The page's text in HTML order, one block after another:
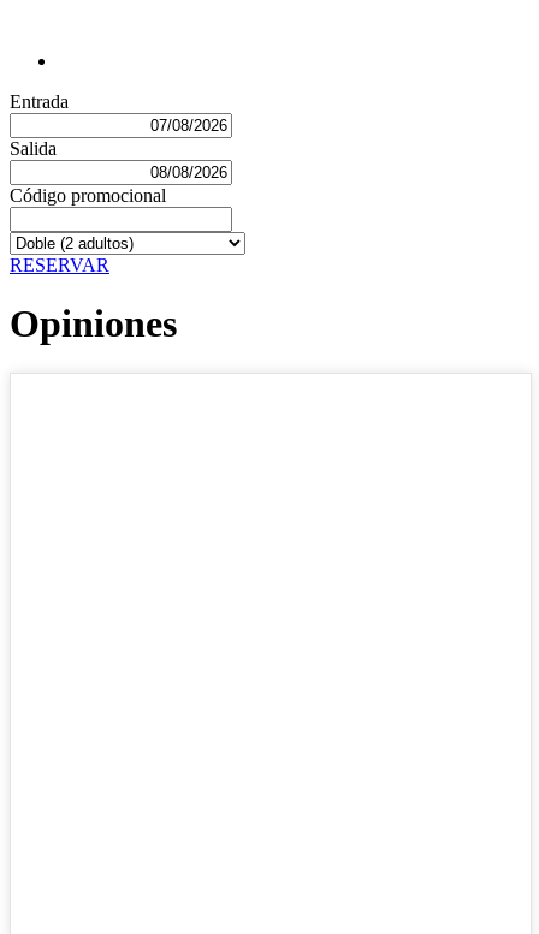
Entrada
Salida
Código promocional
RESERVAR
Opiniones